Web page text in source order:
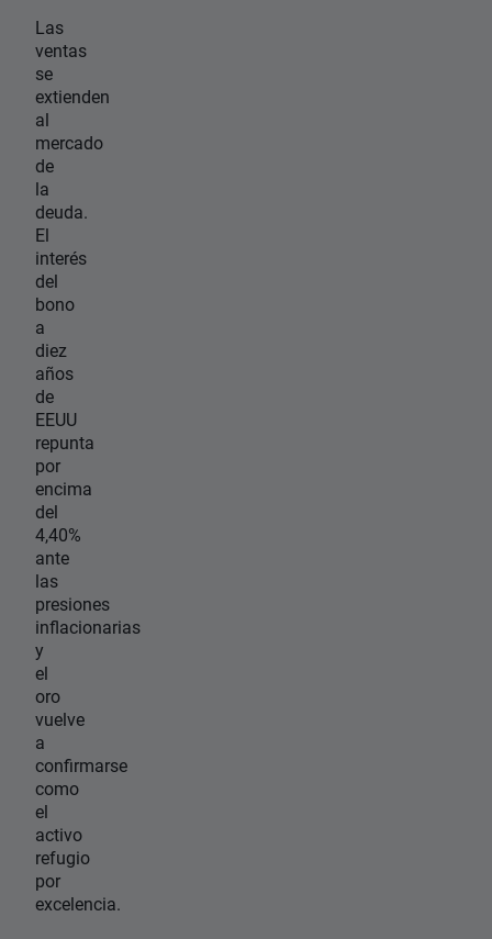
Las
ventas
se
extienden
al
mercado
de
la
deuda.
El
interés
del
bono
a
diez
años
de
EEUU
repunta
por
encima
del
4,40%
ante
las
presiones
inflacionarias
y
el
oro
vuelve
a
confirmarse
como
el
activo
refugio
por
excelencia.